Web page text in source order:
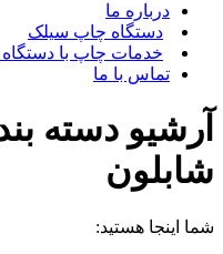
درباره ما
دستگاه چاپ سیلک
خدمات چاپ با
تماس با ما
آرشیو دسته
شابلون
شما اینجا هستید: